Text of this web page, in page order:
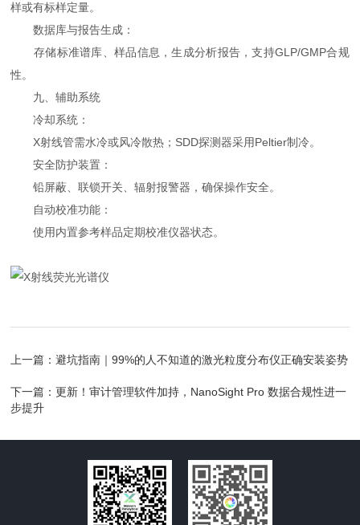
样或有标样定量。
数据库与报告生成：
存储标准谱库、样品信息，生成分析报告，支持GLP/GMP合规
性。
九、辅助系统
冷却系统：
X射线管需水冷或风冷散热；SDD探测器采用Peltier制冷。
安全防护装置：
铅屏蔽、联锁开关、辐射报警器，确保操作安全。
自动校准功能：
使用内置参考样品定期校准仪器状态。
上一篇：避坑指南｜99%的人不知道的激光粒度分布仪正确安装姿势
下一篇：更新！审计管理软件加持，NanoSight Pro 数据合规性进一
步提升